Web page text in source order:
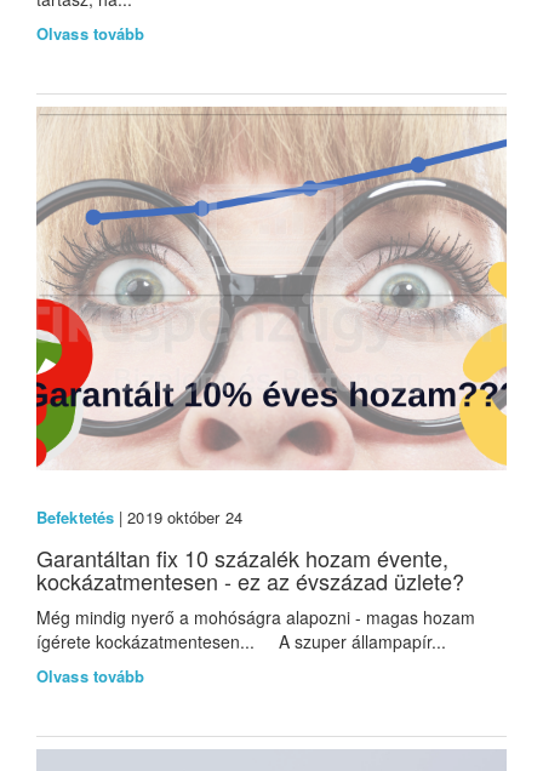
Olvass tovább
Befektetés | 2019 október 24
Garantáltan fix 10 százalék hozam évente,
kockázatmentesen - ez az évszázad üzlete?
Még mindig nyerő a mohóságra alapozni - magas hozam
ígérete kockázatmentesen... A szuper állampapír...
Olvass tovább